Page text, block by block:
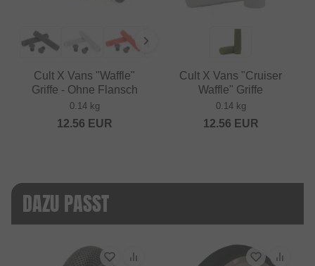
Cult X Vans "Waffle"
Griffe - Ohne Flansch
0.14 kg
12.56 EUR
Cult X Vans "Cruiser
Waffle" Griffe
0.14 kg
12.56 EUR
DAZU PASST